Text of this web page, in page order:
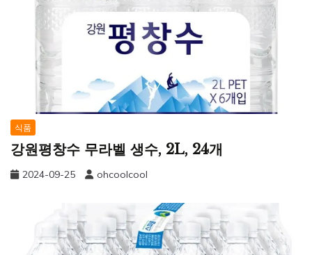
식품
강원평창수 무라벨 생수, 2L, 24개
2024-09-25 ohcoolcool